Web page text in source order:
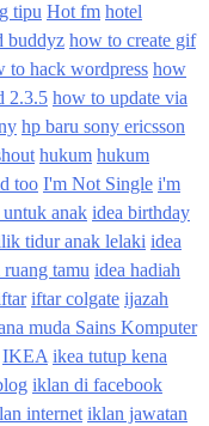
tipu Hot fm hotel
buddyz how to create gif
to hack wordpress how
2.3.5 how to update via
hp baru sony ericsson
hukum hukum
too I'm Not Single i'm
anak idea birthday
tidur anak lelaki idea
tamu idea hadiah
iftar colgate ijazah
muda Sains Komputer
IKEA ikea tutup kena
iklan di facebook
internet iklan jawatan